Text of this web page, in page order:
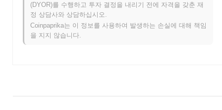
DIBYield의 현재 일일 거래량은 얼마인가요?
지난 24시간 동안 DIBYield의 거래량은$0.00.
DIBYield의 가격 범위 기록은 무엇인가요?
(DYOR)를 수행하고 투자 결정을 내리기 전에 자격을 갖춘 재
정 상담사와 상담하십시오.
Coinpaprika는 이 정보를 사용하여 발생하는 손실에 대해 책임
을 지지 않습니다.